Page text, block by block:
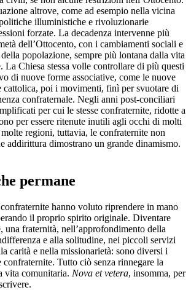
altrove, come ad esempio nella vicina
illuministiche e rivoluzionarie
forzate. La decadenza intervenne più
dell’Ottocento, con i cambiamenti sociali e
popolazione, sempre più lontana dalla vita
La Chiesa stessa volle controllare di più questi
di nuove forme associative, come le nuove
poi i movimenti, finì per svuotare di
confraternale. Negli anni post-conciliari
per cui le stesse confraternite, ridotte a
per essere ritenute inutili agli occhi di molti
regioni, tuttavia, le confraternite non
addirittura dimostrano un grande dinamismo.
permane
hanno voluto riprendere in mano
il proprio spirito originale. Diventare
una fraternità, nell’approfondimento della
e alla solitudine, nei piccoli servizi
carità e nella missionarietà: sono diversi i
Tutto ciò senza rinnegare la
vita comunitaria. Nova et vetera, insomma, per